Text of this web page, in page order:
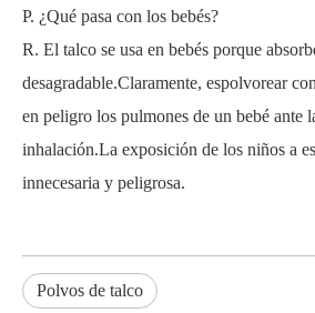
P. ¿Qué pasa con los bebés?
R. El talco se usa en bebés porque
desagradable.Claramente, espolvorear
en peligro los pulmones de un bebé ante
inhalación.La exposición de los niños a
innecesaria y peligrosa.
Polvos de talco